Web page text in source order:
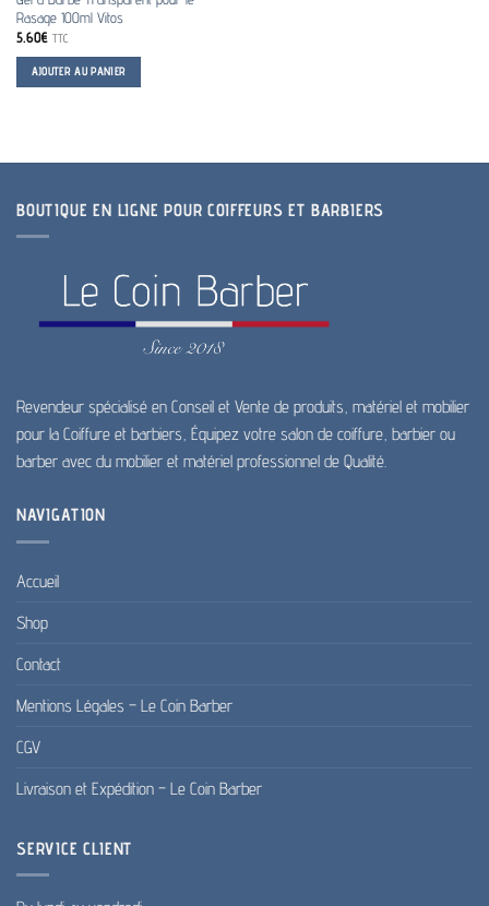
Rasage 100ml Vitos
5.60€ TTC
AJOUTER AU PANIER
BOUTIQUE EN LIGNE POUR COIFFEURS ET BARBIERS
Revendeur spécialisé en Conseil et Vente de produits, matériel et mobilier
pour la Coiffure et barbiers, Équipez votre salon de coiffure, barbier ou
barber avec du mobilier et matériel professionnel de Qualité.
NAVIGATION
Accueil
Shop
Contact
Mentions Légales – Le Coin Barber
CGV
Livraison et Expédition – Le Coin Barber
SERVICE CLIENT